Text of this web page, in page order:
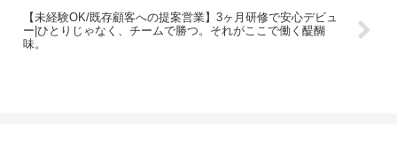
【未経験OK/既存顧客への提案営業】3ヶ月研修で安心デビュ
ー|ひとりじゃなく、チームで勝つ。それがここで働く醍醐
味。